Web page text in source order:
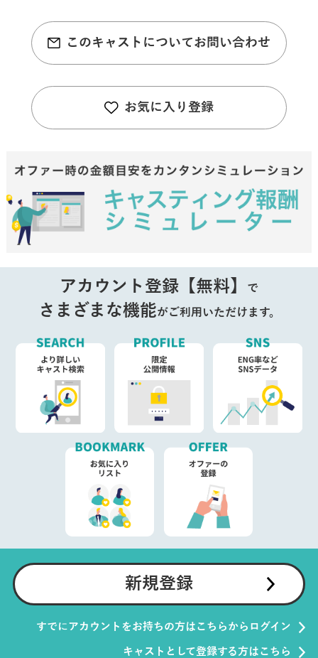
このキャストについてお問い合わせ
お気に入り登録
アカウント登録【無料】 で
さまざまな機能がご利用いただけます。
新規登録
すでにアカウントをお持ちの方はこちらからログイン
キャストとして登録する方はこちら